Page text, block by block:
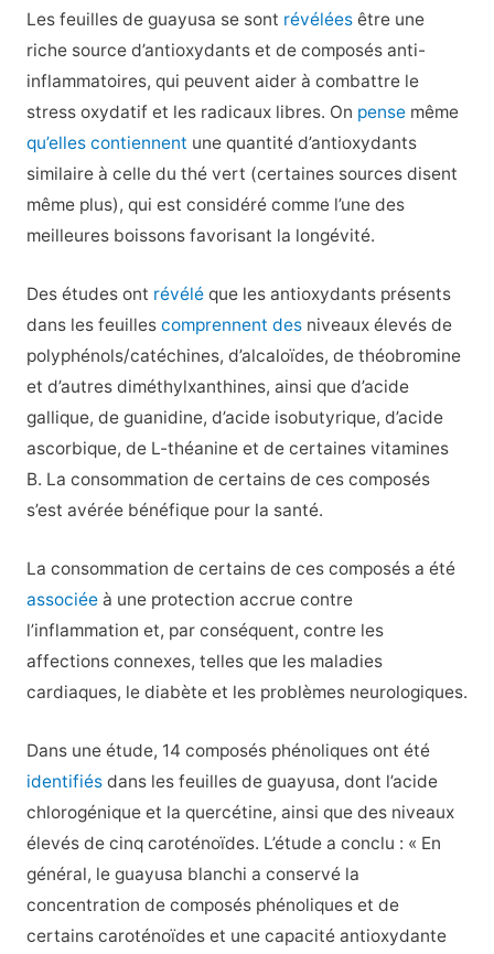
Les feuilles de guayusa se sont révéléesêtre une
riche source d’antioxydants et de composés anti-
inflammatoires, qui peuvent aider à combattre le
stress oxydatif et les radicaux libres. On pensemême
qu’elles contiennent une quantité d’antioxydants
similaire à celle du thé vert (certaines sources disent
même plus), qui est considéré comme l’une des
meilleures boissons favorisant la longévité.
Des études ont révéléque les antioxydants présents
dans les feuilles comprennent desniveaux élevés de
polyphénols/catéchines, d’alcaloïdes, de théobromine
et d’autres diméthylxanthines, ainsi que d’acide
gallique, de guanidine, d’acide isobutyrique, d’acide
ascorbique, de L-théanine et de certaines vitamines
B. La consommation de certains de ces composés
s’est avérée bénéfique pour la santé.
La consommation de certains de ces composés a été
associéeà une protection accrue contre
l’inflammation et, par conséquent, contre les
affections connexes, telles que les maladies
cardiaques, le diabète et les problèmes neurologiques.
Dans une étude, 14 composés phénoliques ont été
identifiésdans les feuilles de guayusa, dont l’acide
chlorogénique et la quercétine, ainsi que des niveaux
élevés de cinq caroténoïdes. L’étude a conclu : « En
général, le guayusa blanchi a conservé la
concentration de composés phénoliques et de
certains caroténoïdes et une capacité antioxydante